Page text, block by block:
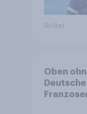
Artikel
Oben